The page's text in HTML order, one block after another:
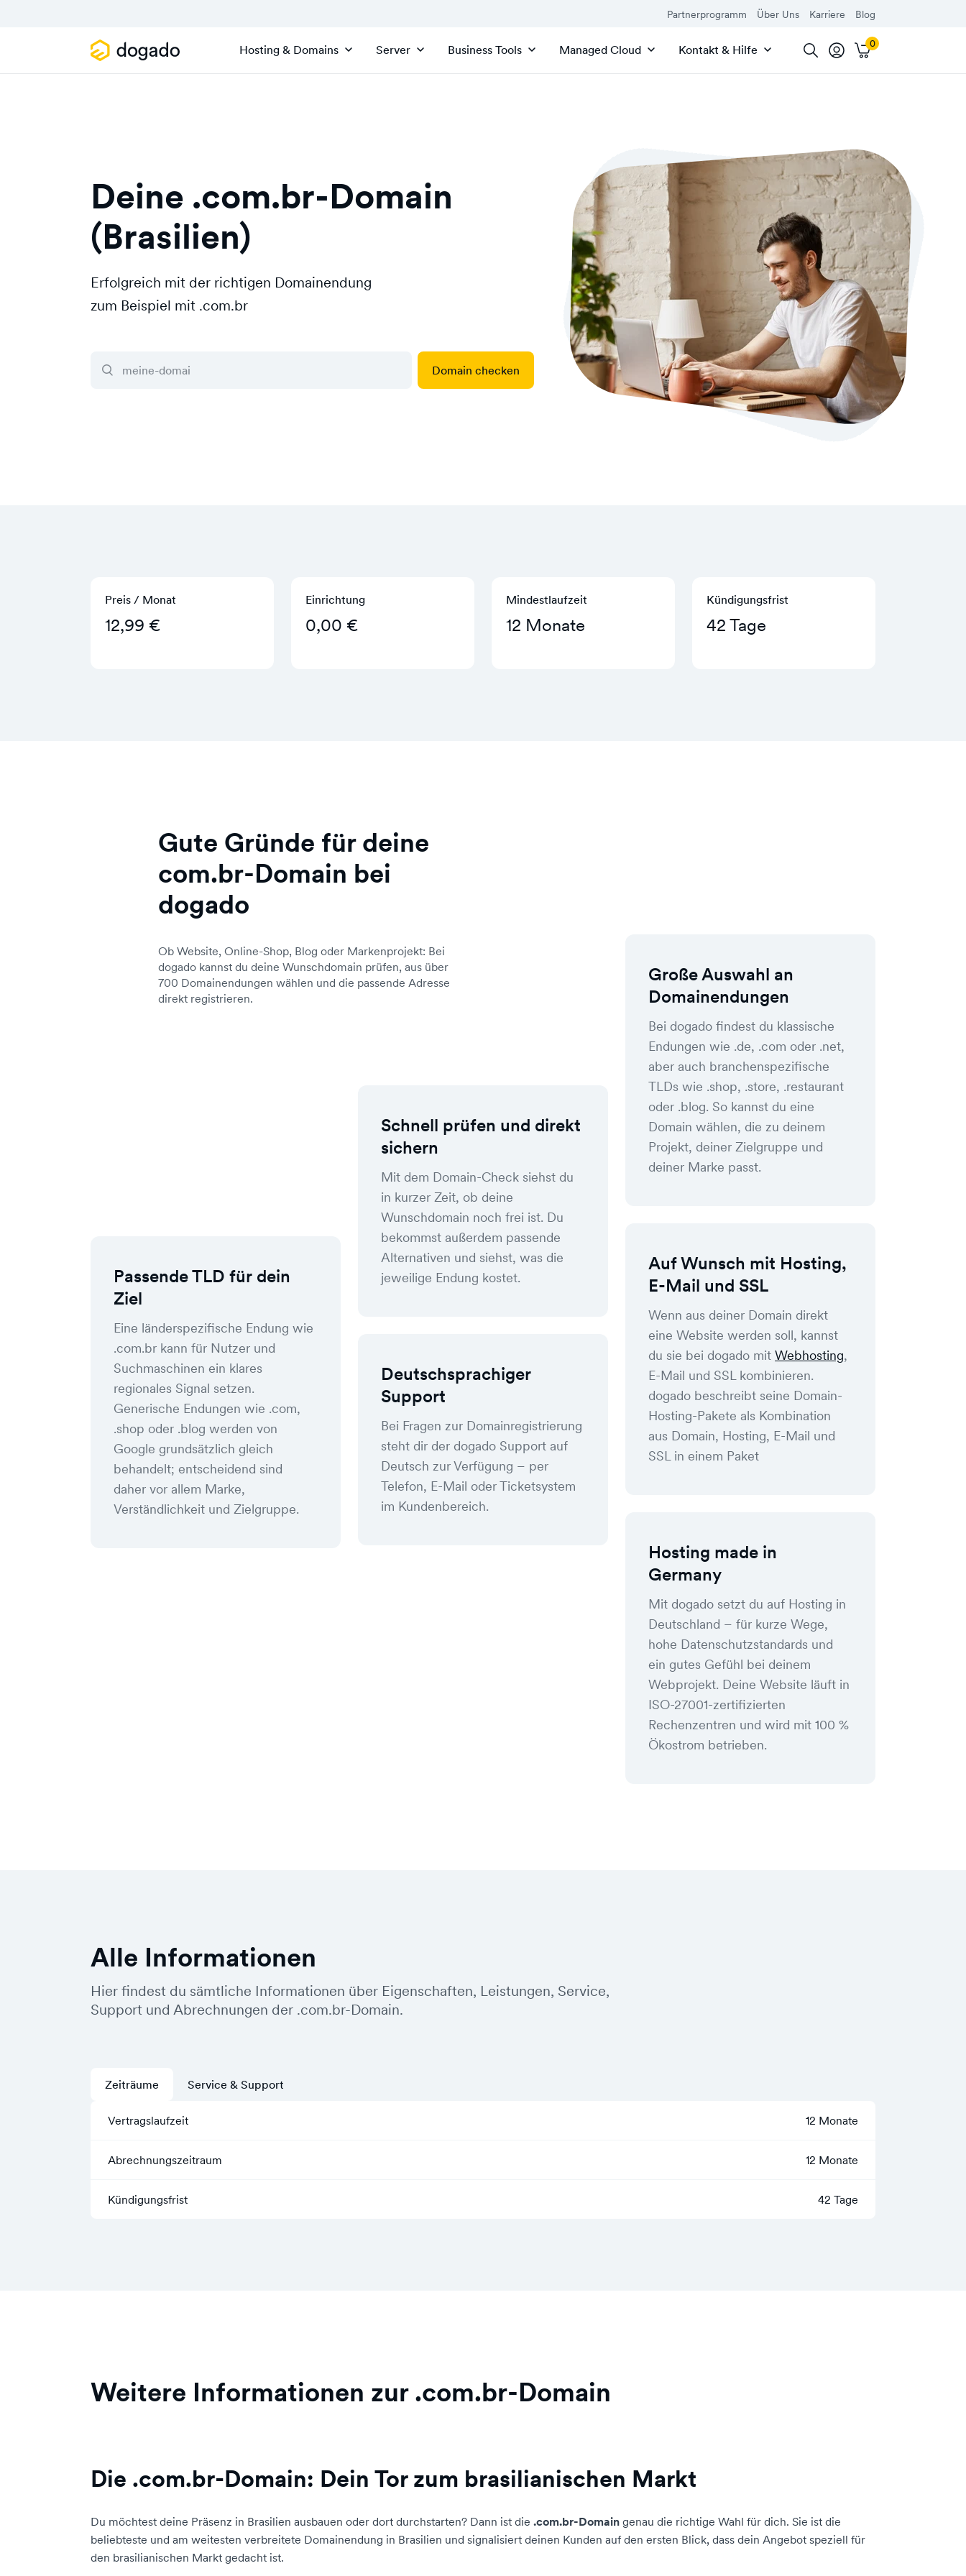
Partnerprogramm Über Uns Karriere Blog
Hosting & Domains Server Business Tools Managed Cloud Kontakt & Hilfe
Deine .com.br-Domain
(Brasilien)
Erfolgreich mit der richtigen Domainendung
zum Beispiel mit .com.br
Domain checken
Preis / Monat
12,99 €
Einrichtung
0,00 €
Mindestlaufzeit
12 Monate
Kündigungs­frist
42 Tage
Gute Gründe für deine
com.br-Domain bei
dogado
Ob Website, Online-Shop, Blog oder Markenprojekt: Bei
dogado kannst du deine Wunschdomain prüfen, aus über
700 Domainendungen wählen und die passende Adresse
direkt registrieren.
Passende TLD für dein
Ziel
Eine länderspezifische Endung wie
.com.br kann für Nutzer und
Suchmaschinen ein klares
regionales Signal setzen.
Generische Endungen wie .com,
.shop oder .blog werden von
Google grundsätzlich gleich
behandelt; entscheidend sind
daher vor allem Marke,
Verständlichkeit und Zielgruppe.
Schnell prüfen und direkt
sichern
Mit dem Domain-Check siehst du
in kurzer Zeit, ob deine
Wunschdomain noch frei ist. Du
bekommst außerdem passende
Alternativen und siehst, was die
jeweilige Endung kostet.
Deutschsprachiger
Support
Bei Fragen zur Domainregistrierung
steht dir der dogado Support auf
Deutsch zur Verfügung – per
Telefon, E-Mail oder Ticketsystem
im Kundenbereich.
Große Auswahl an
Domainendungen
Bei dogado findest du klassische
Endungen wie .de, .com oder .net,
aber auch branchenspezifische
TLDs wie .shop, .store, .restaurant
oder .blog. So kannst du eine
Domain wählen, die zu deinem
Projekt, deiner Zielgruppe und
deiner Marke passt.
Auf Wunsch mit Hosting,
E-Mail und SSL
Wenn aus deiner Domain direkt
eine Website werden soll, kannst
du sie bei dogado mit Webhosting,
E-Mail und SSL kombinieren.
dogado beschreibt seine Domain-
Hosting-Pakete als Kombination
aus Domain, Hosting, E-Mail und
SSL in einem Paket
Hosting made in
Germany
Mit dogado setzt du auf Hosting in
Deutschland – für kurze Wege,
hohe Datenschutzstandards und
ein gutes Gefühl bei deinem
Webprojekt. Deine Website läuft in
ISO-27001-zertifizierten
Rechenzentren und wird mit 100 %
Ökostrom betrieben.
Alle Informationen
Hier findest du sämtliche Informationen über Eigenschaften, Leistungen, Service,
Support und Abrechnungen der .com.br-Domain.
Zeiträume
Vertragslaufzeit 12 Monate
Abrechnungszeitraum 12 Monate
Kündigungsfrist 42 Tage
Service & Support
Weitere Informationen zur .com.br-Domain
Die .com.br-Domain: Dein Tor zum brasilianischen Markt
Du möchtest deine Präsenz in Brasilien ausbauen oder dort durchstarten? Dann ist die .com.br-Domain genau die richtige Wahl für dich. Sie ist die
beliebteste und am weitesten verbreitete Domainendung in Brasilien und signalisiert deinen Kunden auf den ersten Blick, dass dein Angebot speziell für
den brasilianischen Markt gedacht ist.